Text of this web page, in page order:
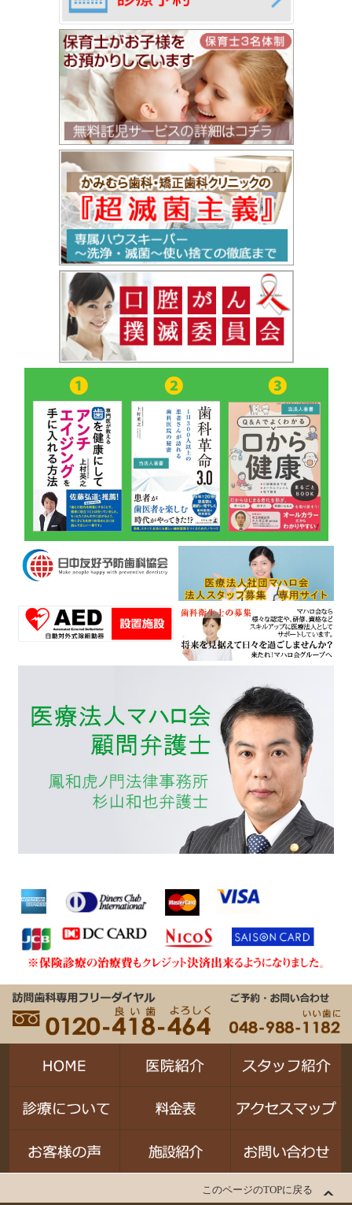
このページのTOPに戻る